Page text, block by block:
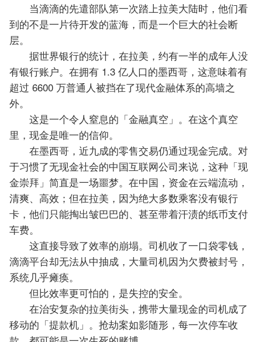
当滴滴的先遣部队第一次踏上拉美大陆时，他们看
到的不是一片待开发的蓝海，而是一个巨大的社会断
层。
据世界银行的统计，在拉美，约有一半的成年人没
有银行账户。在拥有 1.3 亿人口的墨西哥，这意味着有
超过 6600 万普通人被挡在了现代金融体系的高墙之
外。
这是一个令人窒息的「金融真空」。在这个真空
里，现金是唯一的信仰。
在墨西哥，近九成的零售交易仍通过现金完成。对
于习惯了无现金社会的中国互联网公司来说，这种「现
金崇拜」简直是一场噩梦。在中国，资金在云端流动，
清爽、高效；但在拉美，因为绝大多数乘客没有银行
卡，他们只能掏出皱巴巴的、甚至带着汗渍的纸币支付
车费。
这直接导致了效率的崩塌。司机收了一口袋零钱，
滴滴平台却无法从中抽成，大量司机因为欠费被封号，
系统几乎瘫痪。
但比效率更可怕的，是失控的安全。
在治安复杂的拉美街头，携带大量现金的司机成了
移动的「提款机」。抢劫案如影随形，每一次停车收